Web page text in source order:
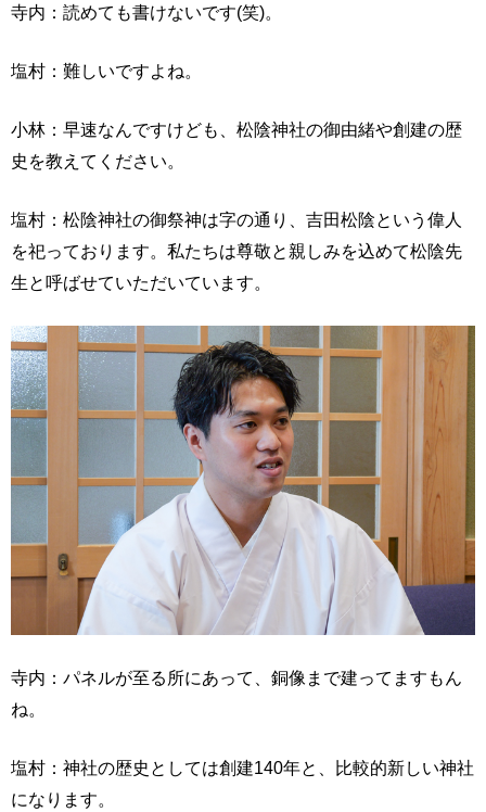
寺内：読めても書けないです(笑)。
塩村：難しいですよね。
小林：早速なんですけども、松陰神社の御由緒や創建の歴
史を教えてください。
塩村：松陰神社の御祭神は字の通り、吉田松陰という偉人
を祀っております。私たちは尊敬と親しみを込めて松陰先
生と呼ばせていただいています。
寺内：パネルが至る所にあって、銅像まで建ってますもん
ね。
塩村：神社の歴史としては創建140年と、比較的新しい神社
になります。